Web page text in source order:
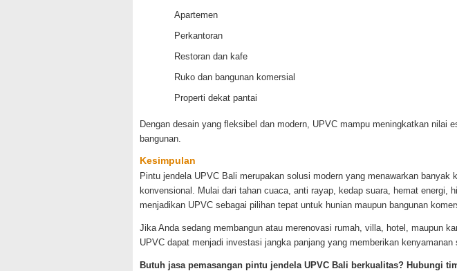
Apartemen
Perkantoran
Restoran dan kafe
Ruko dan bangunan komersial
Properti dekat pantai
Dengan desain yang fleksibel dan modern, UPVC mampu meningkatkan nilai
bangunan.
Kesimpulan
Pintu jendela UPVC Bali merupakan solusi modern yang menawarkan banyak
konvensional. Mulai dari tahan cuaca, anti rayap, kedap suara, hemat energi,
menjadikan UPVC sebagai pilihan tepat untuk hunian maupun bangunan
Jika Anda sedang membangun atau merenovasi rumah, villa, hotel, maupun
UPVC dapat menjadi investasi jangka panjang yang memberikan
Butuh jasa pemasangan pintu jendela UPVC Bali berkualitas? Hubungi